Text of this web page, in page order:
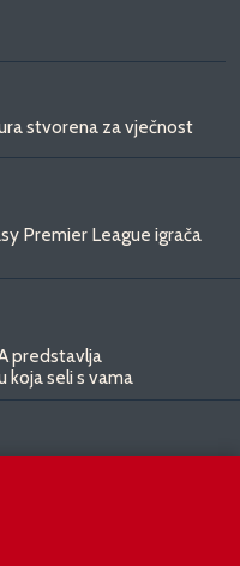
stvorena za vječnost
Premier League igrača
predstavlja
koja seli s vama
limuzinu veću od
domet do 1.000